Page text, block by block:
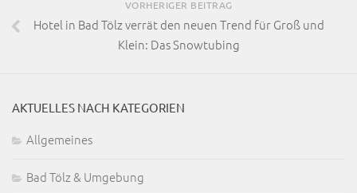
VORHERIGER BEITRAG
Hotel in Bad Tölz verrät den neuen Trend für Groß und
Klein: Das Snowtubing
AKTUELLES NACH KATEGORIEN
Allgemeines
Bad Tölz & Umgebung